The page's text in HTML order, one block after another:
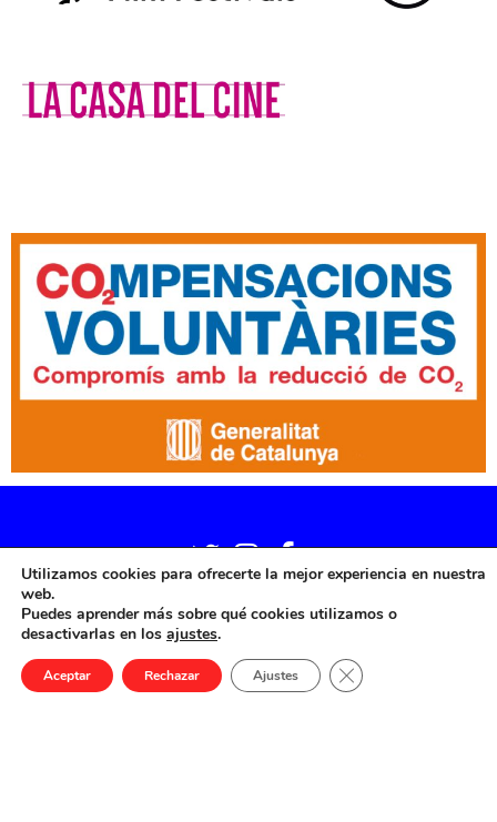
Utilizamos cookies para ofrecerte la mejor experiencia en nuestra
web.
Puedes aprender más sobre qué cookies utilizamos o
desactivarlas en los ajustes.
Aceptar Rechazar Ajustes Cerrar el banner de